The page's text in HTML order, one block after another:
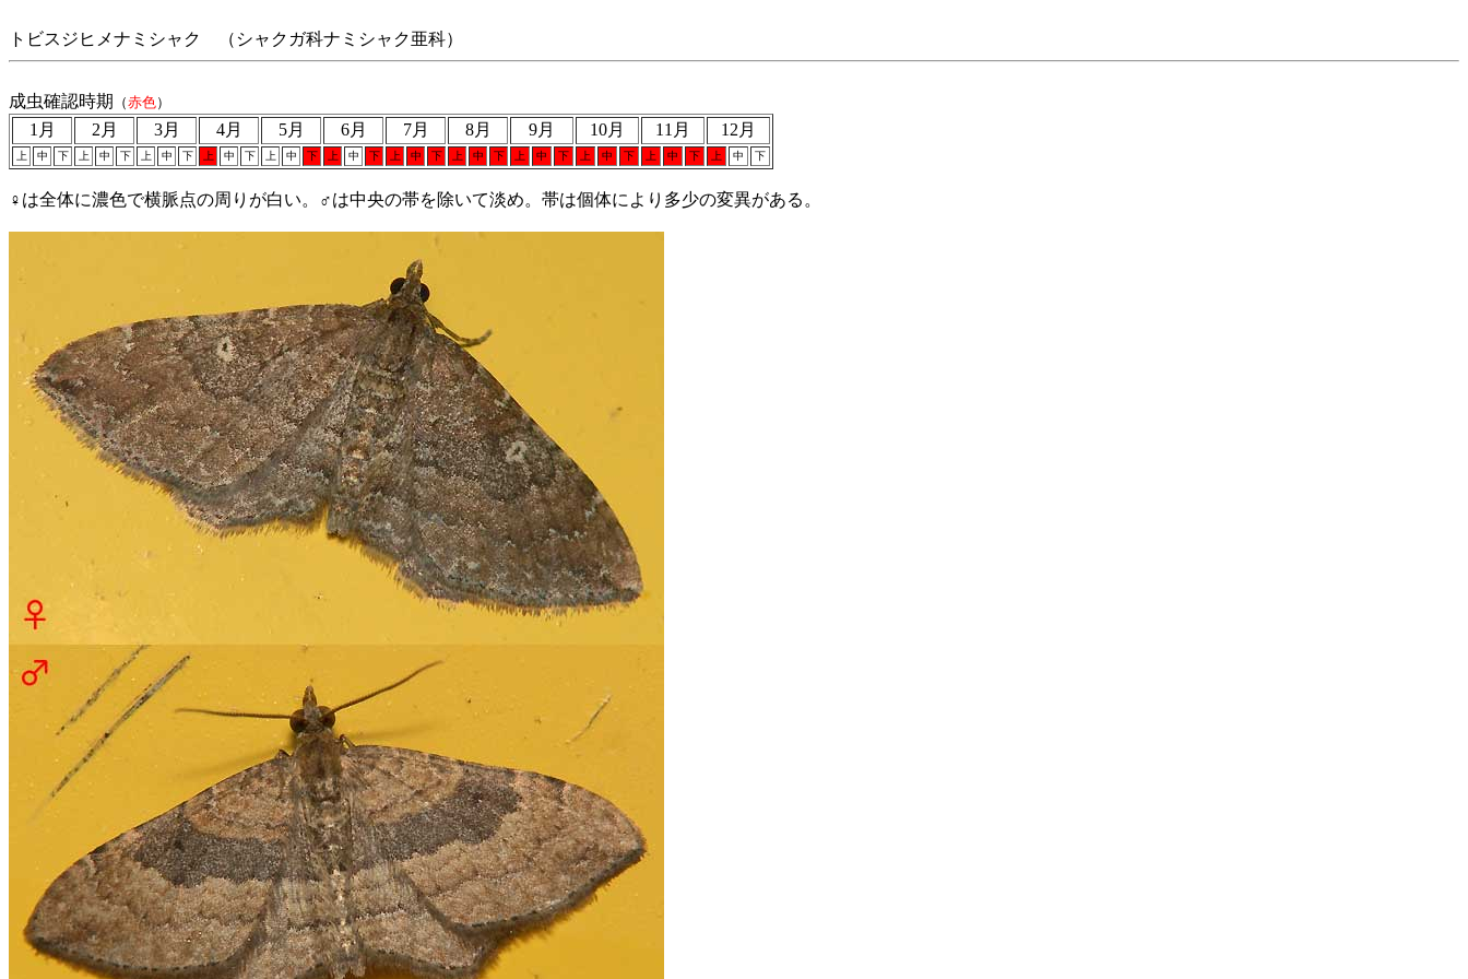
トビスジヒメナミシャク （シャクガ科ナミシャク亜科）
成虫確認時期 （赤色）
1月 2月 3月 4月 5月 6月 7月 8月 9月 10月 11月 12月
上 中 下 上 中 下 上 中 下 上 中 下 上 中 下 上 中 下 上 中 下 上 中 下 上 中 下 上 中 下 上 中 下 上 中 下
♀は全体に濃色で横脈点の周りが白い。♂は中央の帯を除いて淡め。帯は個体により多少の変異がある。